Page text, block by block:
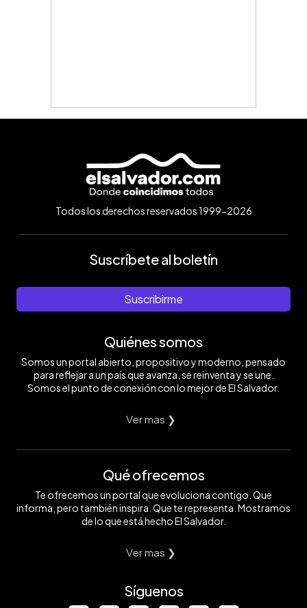
Todos los derechos reservados 1999-2026
Suscríbete al boletín
Suscribirme
Quiénes somos
Somos un portal abierto, propositivo y moderno, pensado
para reflejar a un país que avanza, se reinventa y se une.
Somos el punto de conexión con lo mejor de El Salvador.
Ver mas ❯
Qué ofrecemos
Te ofrecemos un portal que evoluciona contigo. Que
informa, pero también inspira. Que te representa. Mostramos
de lo que está hecho El Salvador.
Ver mas ❯
Síguenos